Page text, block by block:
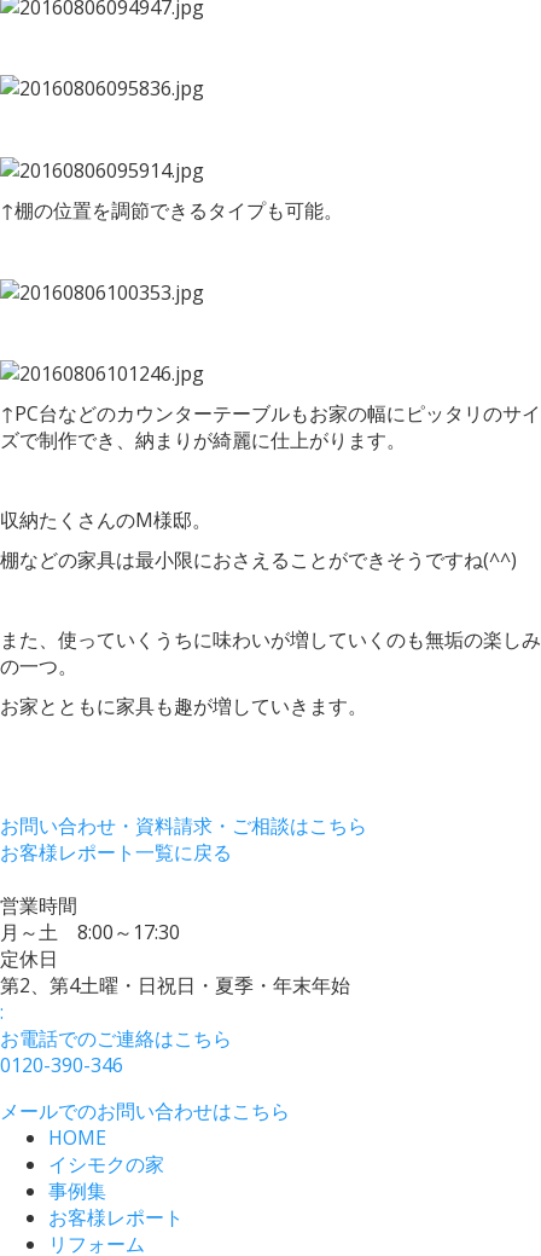
↑棚の位置を調節できるタイプも可能。
↑PC台などのカウンターテーブルもお家の幅にピッタリのサイ
ズで制作でき、納まりが綺麗に仕上がります。
収納たくさんのM様邸。
棚などの家具は最小限におさえることができそうですね(^^)
また、使っていくうちに味わいが増していくのも無垢の楽しみ
の一つ。
お家とともに家具も趣が増していきます。
お問い合わせ・資料請求・ご相談はこちら
お客様レポート一覧に戻る
営業時間
月～土 8:00～17:30
定休日
第2、第4土曜・日祝日・夏季・年末年始
:
お電話でのご連絡はこちら
0120-390-346
メールでのお問い合わせはこちら
HOME
イシモクの家
事例集
お客様レポート
リフォーム